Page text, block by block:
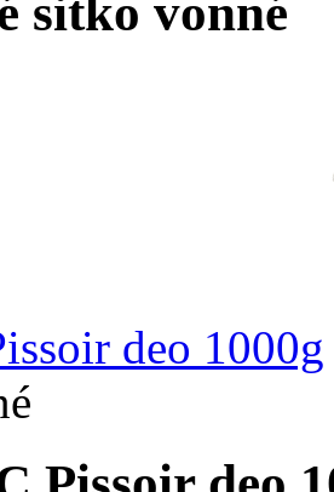
sitko vonné
deo 1000g